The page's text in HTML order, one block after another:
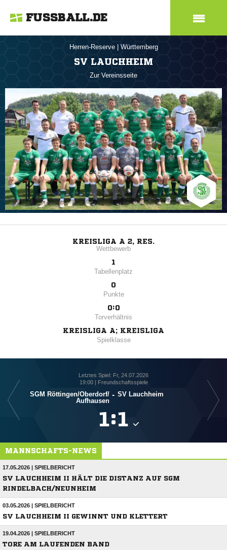
FUSSBALL.DE
Herren-Reserve Württemberg
SV LAUCHHEIM
Zur Vereinsseite
KREISLIGA A 2, RES.
Wettbewerb
1
Tabellenplatz
0
Punkte
0:0
Torverhältnis
KREISLIGA A; KREISLIGA
Spielklasse
Letztes Spiel: Fr, 24.07.2026
19:00 | Freundschaftsspiele
SGM Röttingen/​Oberdorf/​
Aufhausen
- SV Lauchheim
:
MANNSCHAFTS-NEWS
17.05.2026 | SPIELBERICHT
SV LAUCHHEIM II HÄLT DIE DISTANZ AUF SGM
RINDELBACH/NEUNHEIM
03.05.2026 | SPIELBERICHT
SV LAUCHHEIM II GEWINNT UND KLETTERT
19.04.2026 | SPIELBERICHT
TORE AM LAUFENDEN BAND